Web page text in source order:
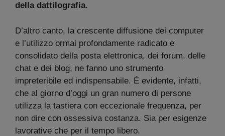
della dattilografia.
D’altro canto, la crescente diffusione dei computer
e l’utilizzo ormai profondamente radicato e
consolidato della posta elettronica, dei forum, delle
chat e dei blog, ne fanno uno strumento
impreteribile ed indispensabile. É evidente, infatti,
che al giorno d’oggi un gran numero di persone
utilizza la tastiera con eccezionale frequenza, per
non dire con ossessiva costanza. Sia per esigenze
lavorative che per il tempo libero.